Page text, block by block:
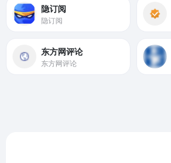
隐订阅
隐订阅
东方网评论
东方网评论